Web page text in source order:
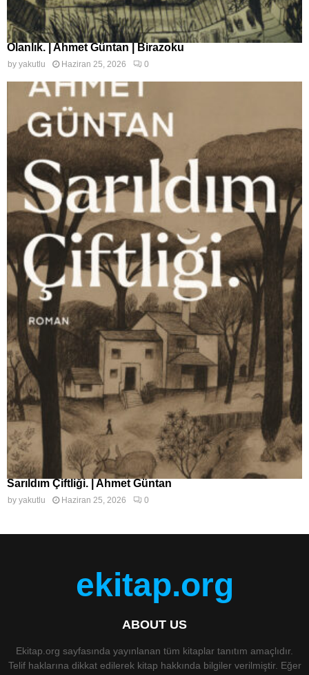
Olanlık. | Ahmet Güntan | Birazoku
by yakutlu Haziran 25, 2026 0
Sarıldım Çiftliği. | Ahmet Güntan
by yakutlu Haziran 25, 2026 0
ekitap.org
ABOUT US
Ekitap.org sayfasında yayınlanan tüm kitaplar tanıtım amaçlıdır.
Telif haklarına dikkat edilerek kitap hakkında bilgiler verilmiştir. Eğer